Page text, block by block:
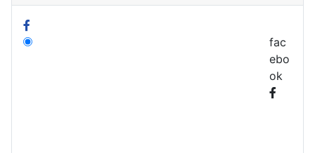
fac
ebo
ok